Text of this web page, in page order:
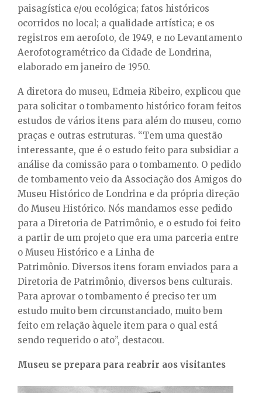
paisagística e/ou ecológica; fatos históricos
ocorridos no local; a qualidade artística; e os
registros em aerofoto, de 1949, e no Levantamento
Aerofotogramétrico da Cidade de Londrina,
elaborado em janeiro de 1950.
A diretora do museu, Edmeia Ribeiro, explicou que
para solicitar o tombamento histórico foram feitos
estudos de vários itens para além do museu, como
praças e outras estruturas. “Tem uma questão
interessante, que é o estudo feito para subsidiar a
análise da comissão para o tombamento. O pedido
de tombamento veio da Associação dos Amigos do
Museu Histórico de Londrina e da própria direção
do Museu Histórico. Nós mandamos esse pedido
para a Diretoria de Patrimônio, e o estudo foi feito
a partir de um projeto que era uma parceria entre
o Museu Histórico e a Linha de
Patrimônio. Diversos itens foram enviados para a
Diretoria de Patrimônio, diversos bens culturais.
Para aprovar o tombamento é preciso ter um
estudo muito bem circunstanciado, muito bem
feito em relação àquele item para o qual está
sendo requerido o ato”, destacou.
Museu se prepara para reabrir aos visitantes